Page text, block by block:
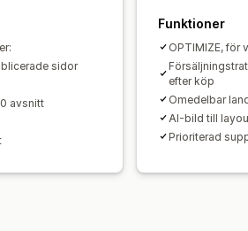
Lazy loading (laddas vid
sidor
avsnitt
Funktioner
OPTIMIZE, för
efter köp
Omedelbar
AI-bild till
Prioriterad